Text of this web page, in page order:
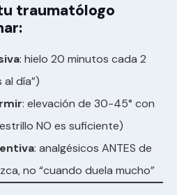
traumatólogo
: hielo 20 minutos cada 2
día”)
: elevación de 30-45° con
NO es suficiente)
: analgésicos ANTES de
no “cuando duela mucho”